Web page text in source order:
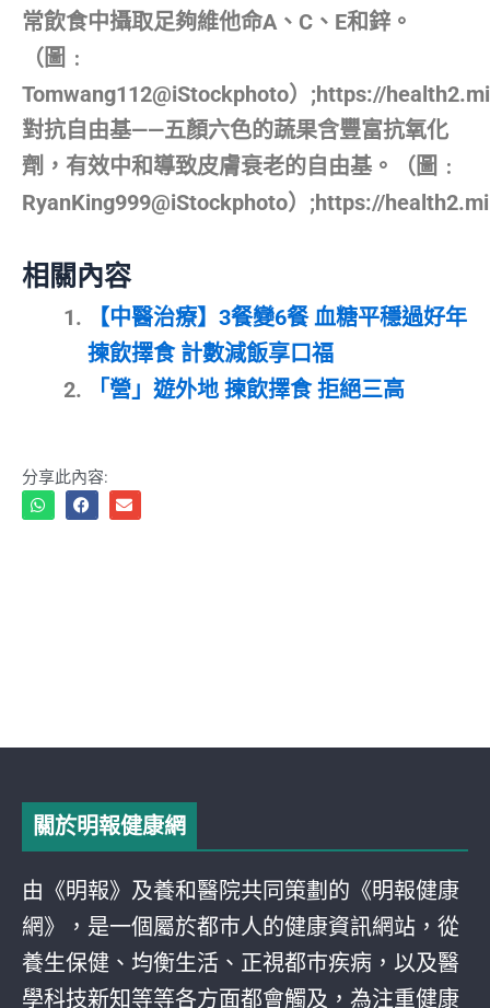
常飲食中攝取足夠維他命A、C、E和鋅。
（圖﹕
Tomwang112@iStockphoto）;https://
對抗自由基——五顏六色的蔬果含豐富抗氧化
劑，有效中和導致皮膚衰老的自由基。（圖﹕
RyanKing999@iStockphoto）;https://
相關內容
【中醫治療】3餐變6餐 血糖平穩過好年
揀飲擇食 計數減飯享口福
「營」遊外地 揀飲擇食 拒絕三高
分享此內容:
關於明報健康網
由《明報》及養和醫院共同策劃的《明報健康
網》，是一個屬於都巿人的健康資訊網站，從
養生保健、均衡生活、正視都巿疾病，以及醫
學科技新知等等各方面都會觸及，為注重健康